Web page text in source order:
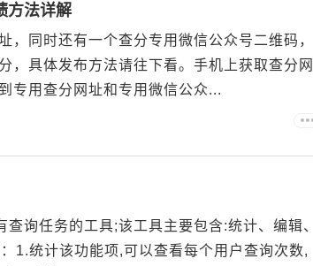
方法详解
，同时还有一个查分专用微信公众号二维码，
，具体发布方法请往下看。手机上获取查分网
专用查分网址和专用微信公众...
询任务的工具;该工具主要包含:统计、编辑、
1.统计该功能项,可以查看每个用户查询次数,